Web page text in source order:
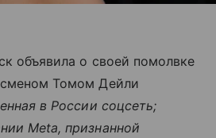
объявила о своей помолвке
Томом Дейли
в России соцсеть;
Meta, признанной